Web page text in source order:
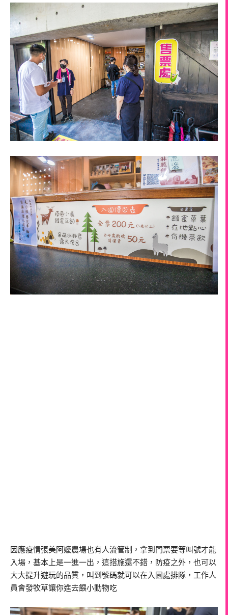
因應疫情張美阿嬤農場也有人流管制，拿到門票要等叫號才能
入場，基本上是一進一出，這措施還不錯，防疫之外，也可以
大大提升遊玩的品質，叫到號碼就可以在入園處排隊，工作人
員會發牧草讓你進去餵小動物吃